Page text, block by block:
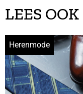
LEES OOK
Herenmode